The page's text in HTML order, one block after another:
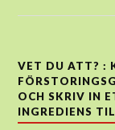
VET DU ATT? :
OCH SKRIV IN
INGREDIENS